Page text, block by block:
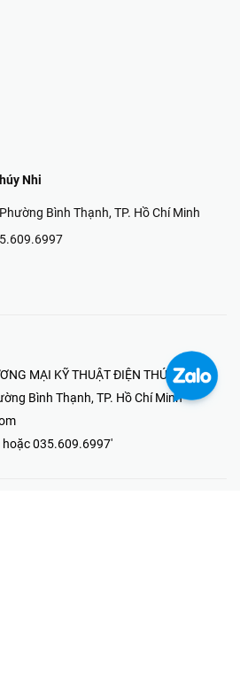
Nhi
Bình Thạnh, TP. Hồ Chí Minh
MẠI KỸ THUẬT ĐIỆN THÚY NHI
Bình Thạnh, TP. Hồ Chí Minh
035.609.6997'